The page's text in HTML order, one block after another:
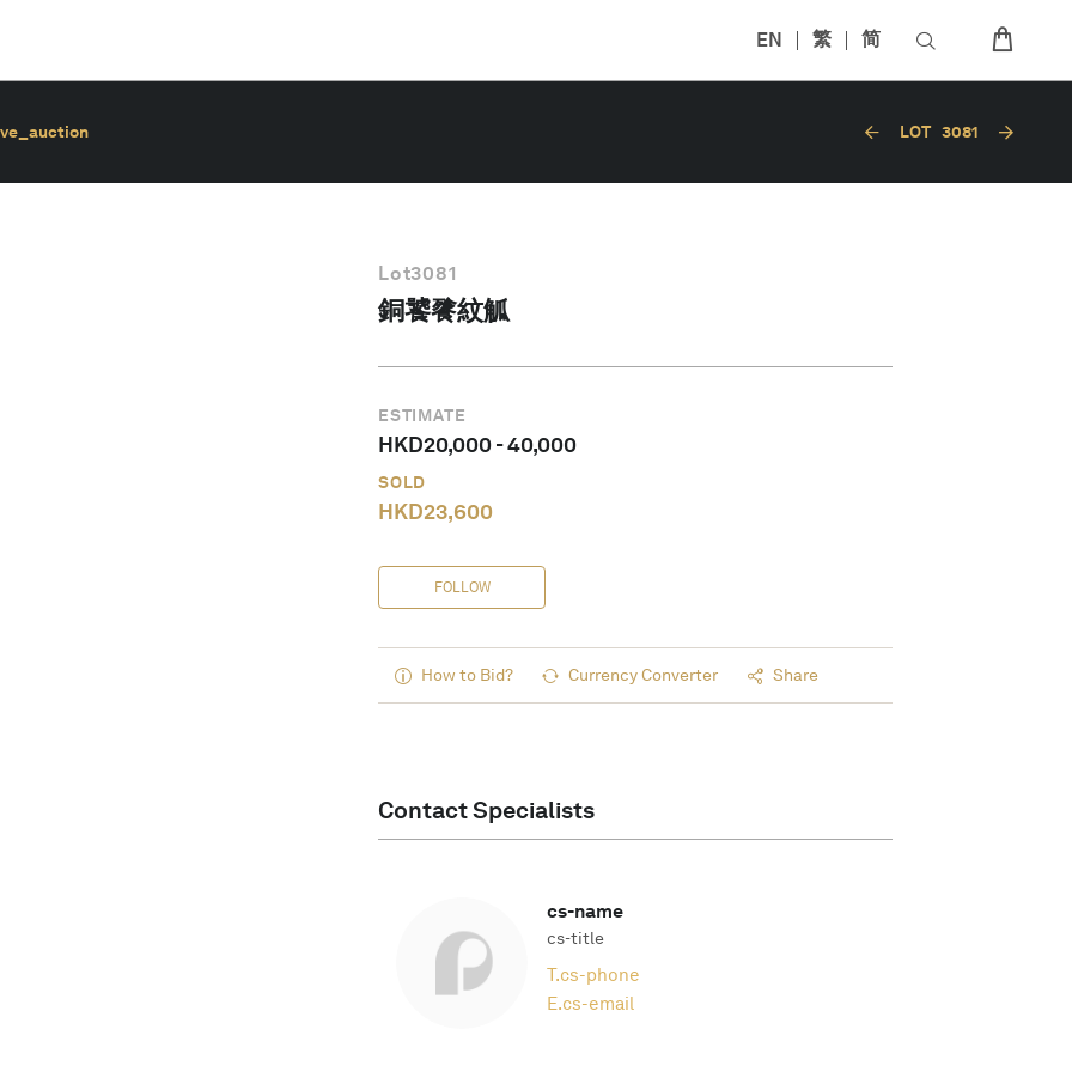
EN 繁 简
LOT 3081
Lot3081
銅饕餮紋觚
ESTIMATE
HKD20,000-40,000
SOLD
HKD23,600
FOLLOW
How to Bid? Currency Converter Share
Contact Specialists
cs-name
cs-title
T.cs-phone
E.cs-email